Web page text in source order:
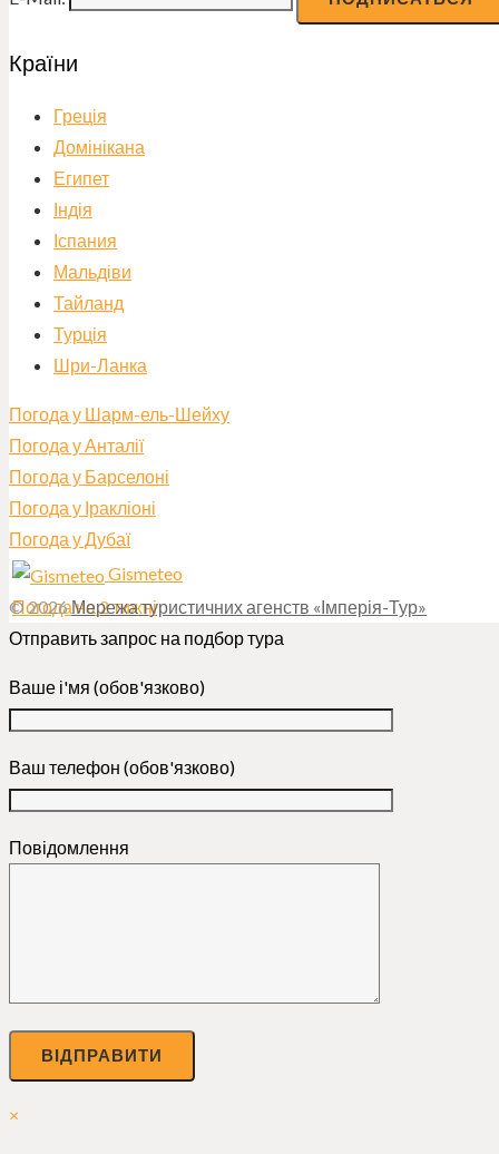
Країни
Греція
Домінікана
Египет
Індія
Іспания
Мальдіви
Тайланд
Турція
Шри-Ланка
Погода у Шарм-ель-Шейху
Погода у Анталії
Погода у Барселоні
Погода у Іракліоні
Погода у Дубаї
Gismeteo
Погода на 2 тижні
© 2026Мережа туристичних агенств «Імперія-Тур»
Отправить запрос на подбор тура
Ваше і'мя (обов'язково)
Ваш телефон (обов'язково)
Повідомлення
×